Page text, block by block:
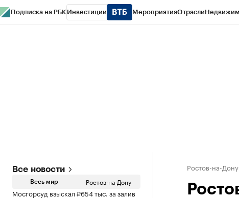
Подписка на РБК Инвестиции МероприятияОтрасли
Все новости
Весь мир Ростов-на-Дону
Мосгорсуд взыскал ₽654 тыс. за залив
Ростов-на-Дону